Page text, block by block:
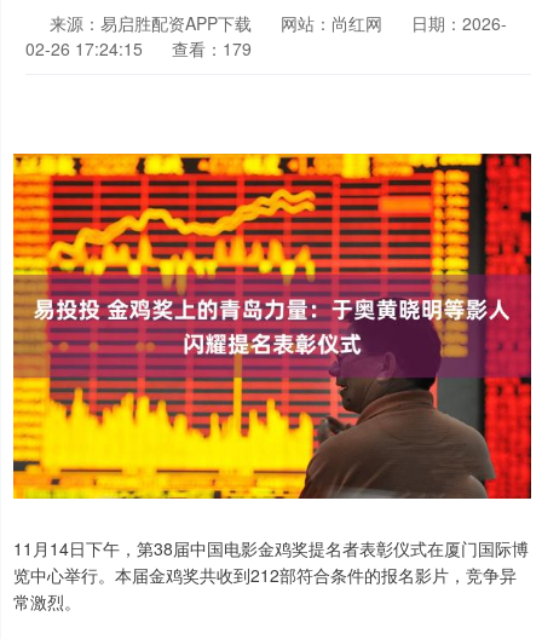
来源：易启胜配资APP下载 网站：尚红网
日期：2026-
02-26 17:24:15
查看：179
11月14日下午，第38届中国电影金鸡奖提名者表彰仪式在厦门国际博
览中心举行。本届金鸡奖共收到212部符合条件的报名影片，竞争异
常激烈。